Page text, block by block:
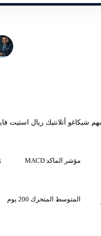
مؤشر الماكد MACD
المتوسط المتحرك 200 يوم